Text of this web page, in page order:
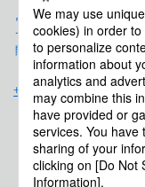
サイトマップ